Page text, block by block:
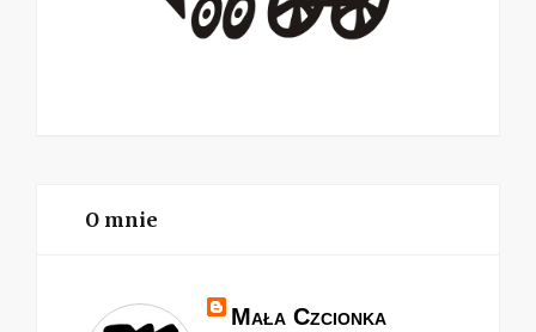
O mnie
Mała Czcionka